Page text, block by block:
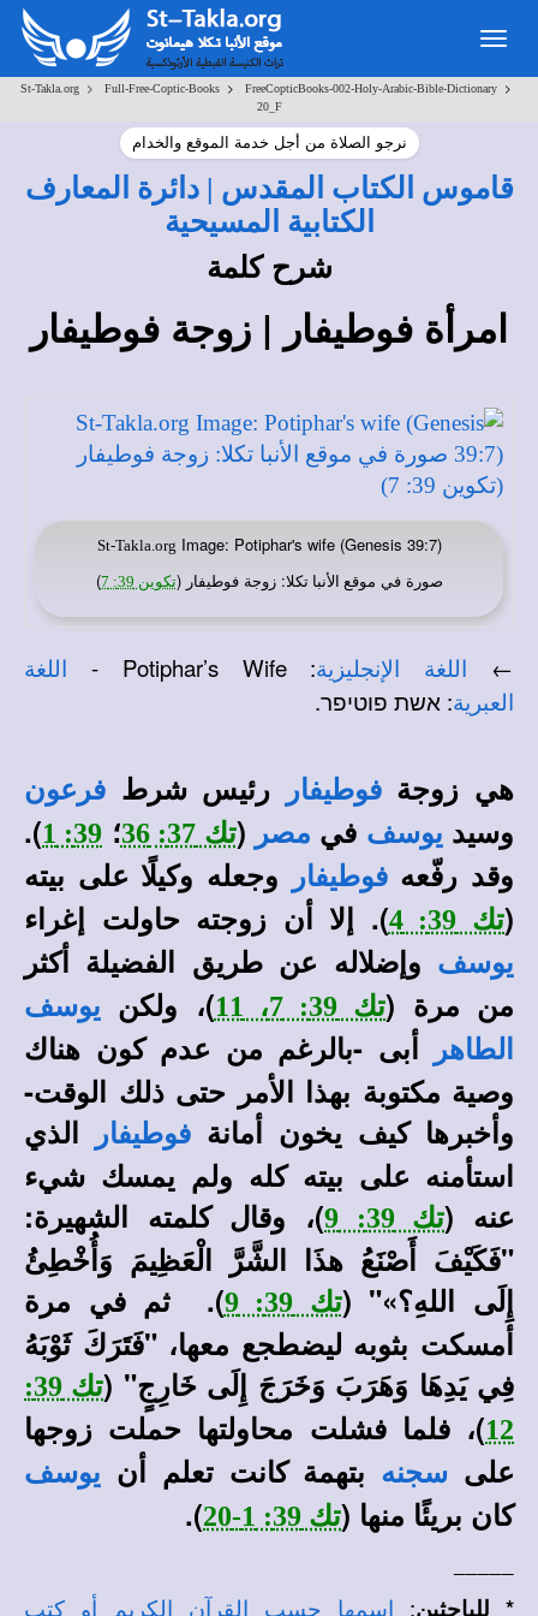
Toggle
navigation
St-Takla.org> Full-Free-Coptic-Books> FreeCopticBooks-002-Holy-Arabic-Bible-Dictionary>
20_F
نرجو الصلاة من أجل خدمة الموقع والخدام
قاموس الكتاب المقدس | دائرة المعارف
الكتابية المسيحية
شرح كلمة
امرأة فوطيفار | زوجة فوطيفار
St-Takla.org Image: Potiphar's wife (Genesis 39:7)
صورة في موقع الأنبا تكلا: زوجة فوطيفار (تكوين 39: 7 )
← اللغة الإنجليزية: Potiphar’s Wife -
اللغة
العبرية: אשת פוטיפר.
هي زوجةفوطيفار رئيس شرط فرعون
وسيد يوسف في مصر (تك 37: 36 ؛ 39: 1
).
وقد رفّعهفوطيفار
وجعله وكيلًا على بيته
(تك 39: 4 ). إلا أن زوجته حاولت إغراء
يوسف وإضلاله عن طريق الفضيلة أكثر
من مرة (تك 39: 7، 11 )، ولكن
يوسف
الطاهر
أبى -بالرغم من عدم كون هناك
وصية مكتوبة بهذا الأمر حتى ذلك الوقت-
وأخبرها كيف يخون أمانة فوطيفار
الذي
استأمنه على بيته كله ولم يمسك شيء
عنه (تك 39: 9
)، وقال كلمته الشهيرة:
"فَكَيْفَ أَصْنَعُ هذَا الشَّرَّ الْعَظِيمَ وَأُخْطِئُ
إِلَى اللهِ؟»" (تك 39: 9
). ثم في مرة
أمسكت بثوبه ليضطجع معها، "فَتَرَكَ ثَوْبَهُ
فِي يَدِهَا وَهَرَبَ وَخَرَجَ إِلَى خَارِجٍ" (
تك 39:
12)،فلما فشلت محاولتها حملت زوجها
على سجنه بتهمة كانت تعلم أن يوسف
كان بريئًا منها (تك 39: 1-20 ).
* للباحثين: اسمها حسب القرآن الكريم أو كتب